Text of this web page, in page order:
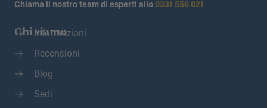
Chiama il nostro team di esperti allo 0331 556 021
Chi siamo
Informazioni
Recensioni
Blog
Sedi